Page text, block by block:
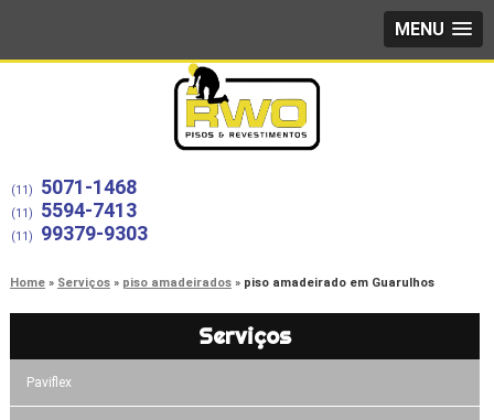
MENU
(11) 5071-1468
(11) 5594-7413
(11) 99379-9303
Home Serviços piso amadeirados piso amadeirado em Guarulhos
Serviços
Paviflex